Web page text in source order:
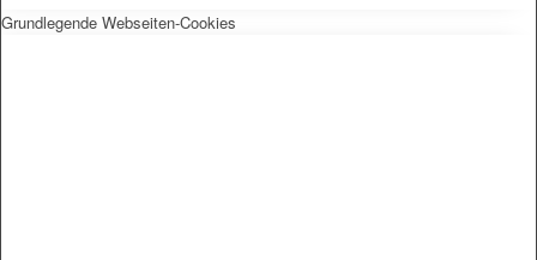
Grundlegende Webseiten-Cookies